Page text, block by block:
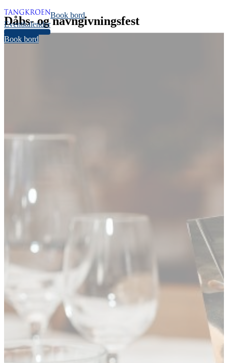
Book bord
Eventkalender
34
Book bord
Dåbs- og navngivnings­fest